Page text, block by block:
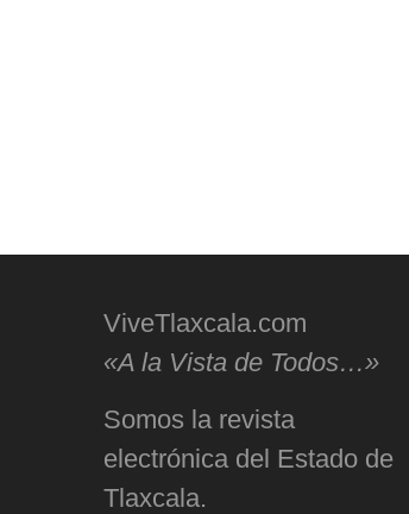
ViveTlaxcala.com
«A la Vista de Todos…»
Somos la revista
electrónica del Estado de
Tlaxcala.